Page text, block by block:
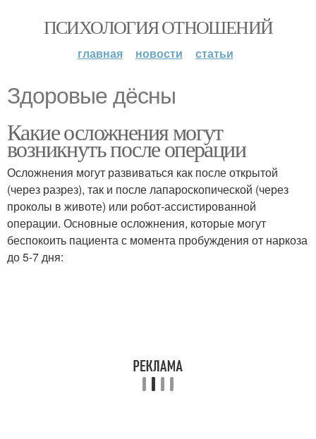
ПСИХОЛОГИЯ ОТНОШЕНИЙ
главная новости статьи
Здоровые дёсны
Какие осложнения могут
возникнуть после операции
Осложнения могут развиваться как после открытой
(через разрез), так и после лапароскопической (через
проколы в животе) или робот-ассистированной
операции. Основные осложнения, которые могут
беспокоить пациента с момента пробуждения от наркоза
до 5-7 дня: